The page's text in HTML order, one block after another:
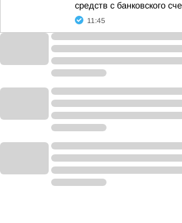
средств с банковского
11:45